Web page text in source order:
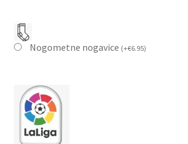
Nogometne nogavice (+€6.95)